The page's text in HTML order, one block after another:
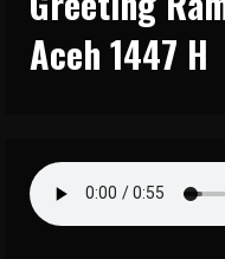
Aceh 1447 H